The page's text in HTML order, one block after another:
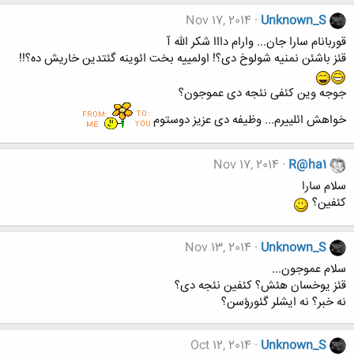
Unknown_S
Nov 17, 2014
قوربانام سارا جان... وارام دااا شکر الله آ
قئز باشئن نمنیه شولوخ دی؟! اولمییه بخت ائوینه گئتدین خاریش ده؟!!
جوجه وین کئفی نئجه دی عموجون؟
خواهش ائلییرم... وظیفه دی عزیز دوستوم
R@ha1
Nov 17, 2014
سلام سارا
کئفین؟
Unknown_S
Nov 13, 2014
سلام عموجون...
قئز یوخسان هئش؟ کئفین نئجه دی؟
نه خبر؟ نه ایشلر گئورؤسن؟
Unknown_S
Oct 12, 2014